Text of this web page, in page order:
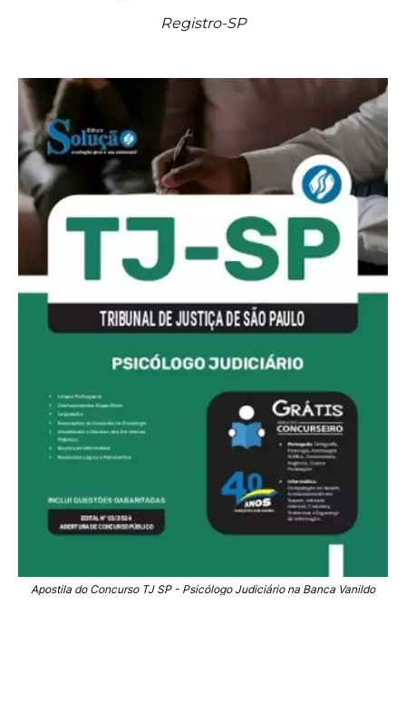
Registro-SP
Apostila do Concurso TJ SP - Psicólogo Judiciário na Banca Vanildo